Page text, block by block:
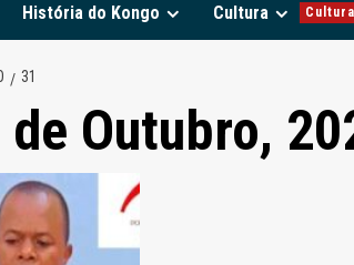
História do Kongo Cultura Cultura
31
de Outubro,